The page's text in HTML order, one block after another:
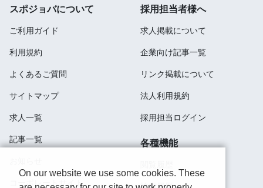
スポジョバについて
ご利用ガイド
利用規約
よくあるご質問
サイトマップ
求人一覧
記事一覧
コーポレートサイト
採用担当者様へ
求人掲載について
企業向け記事一覧
リンク掲載について
法人利用規約
採用担当ログイン
各種機能
検索履歴
On our website we use some cookies. These